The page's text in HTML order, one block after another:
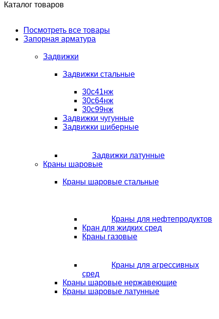
Каталог товаров
Посмотреть все товары
Запорная арматура
Задвижки
Задвижки стальные
30с41нж
30с64нж
30с99нж
Задвижки чугунные
Задвижки шиберные
Задвижки латунные
Краны шаровые
Краны шаровые стальные
Краны для нефтепродуктов
Кран для жидких сред
Краны газовые
Краны для агрессивных
сред
Краны шаровые нержавеющие
Краны шаровые латунные